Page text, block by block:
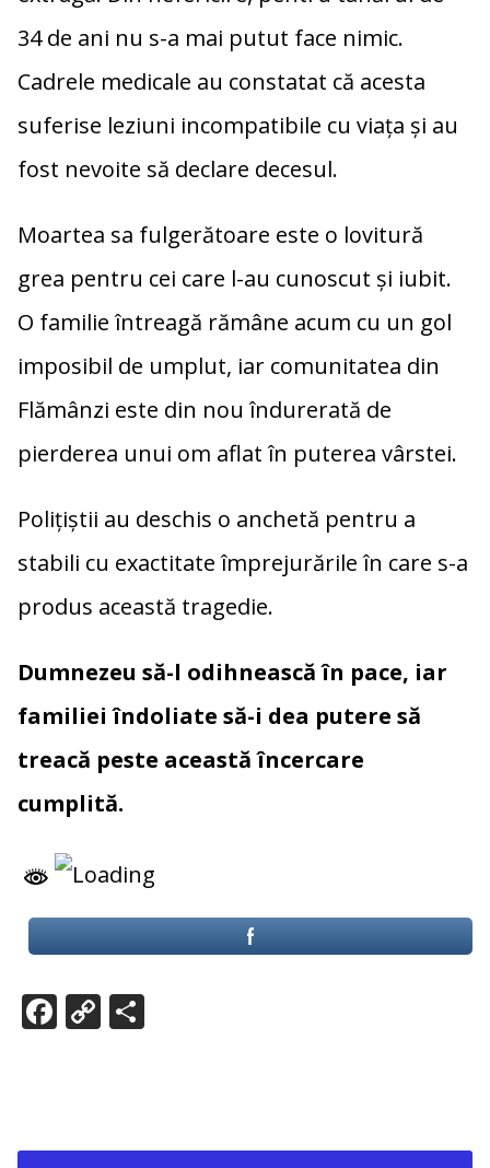
34 de ani nu s-a mai putut face nimic.
Cadrele medicale au constatat că acesta
suferise leziuni incompatibile cu viața și au
fost nevoite să declare decesul.
Moartea sa fulgerătoare este o lovitură
grea pentru cei care l-au cunoscut și iubit.
O familie întreagă rămâne acum cu un gol
imposibil de umplut, iar comunitatea din
Flămânzi este din nou îndurerată de
pierderea unui om aflat în puterea vârstei.
Polițiștii au deschis o anchetă pentru a
stabili cu exactitate împrejurările în care s-a
produs această tragedie.
Dumnezeu să-l odihnească în pace, iar
familiei îndoliate să-i dea putere să
treacă peste această încercare
cumplită.
F
o
C
Li
P
az